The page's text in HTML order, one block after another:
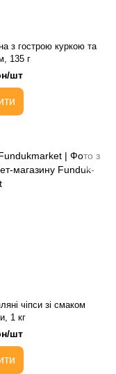
з гострою куркою та
135 г
шт
чіпси зі смаком
1 кг
шт